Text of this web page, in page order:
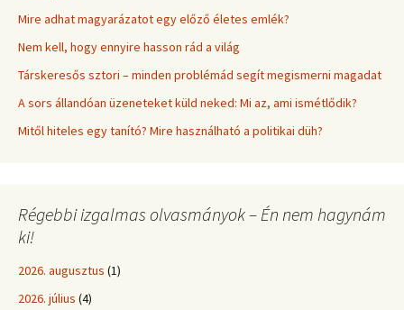
Mire adhat magyarázatot egy előző életes emlék?
Nem kell, hogy ennyire hasson rád a világ
Társkeresős sztori – minden problémád segít megismerni magadat
A sors állandóan üzeneteket küld neked: Mi az, ami ismétlődik?
Mitől hiteles egy tanító? Mire használható a politikai düh?
Régebbi izgalmas olvasmányok – Én nem hagynám
ki!
2026. augusztus (1)
2026. július (4)